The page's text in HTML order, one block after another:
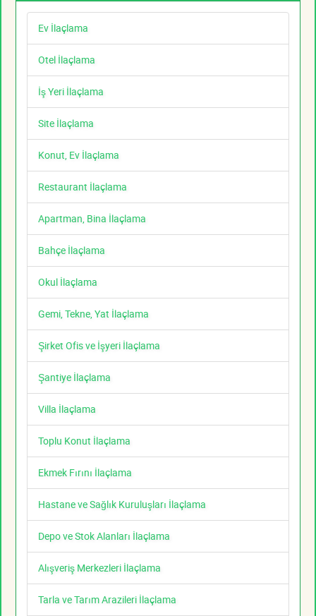
Ev İlaçlama
Otel İlaçlama
İş Yeri İlaçlama
Site İlaçlama
Konut, Ev İlaçlama
Restaurant İlaçlama
Apartman, Bina İlaçlama
Bahçe İlaçlama
Okul İlaçlama
Gemi, Tekne, Yat İlaçlama
Şirket Ofis ve İşyeri İlaçlama
Şantiye İlaçlama
Villa İlaçlama
Toplu Konut İlaçlama
Ekmek Fırını İlaçlama
Hastane ve Sağlık Kuruluşları İlaçlama
Depo ve Stok Alanları İlaçlama
Alışveriş Merkezleri İlaçlama
Tarla ve Tarım Arazileri İlaçlama